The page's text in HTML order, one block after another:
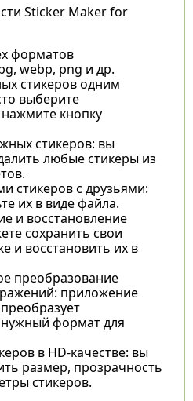
Sticker Maker for
форматов
webp, png и др.
стикеров одним
выберите
кнопку
стикеров: вы
любые стикеры из
стикеров с друзьями:
их в виде файла.
и восстановление
сохранить свои
и восстановить их в
преобразование
приложение
формат для
в HD-качестве: вы
размер, прозрачность
стикеров.